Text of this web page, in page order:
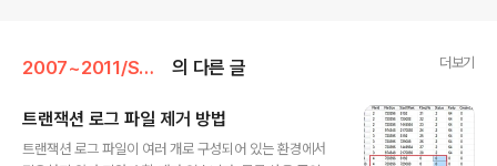
2007~2011/SQL Server 의 다른 글 더보기
트랜잭션 로그 파일 제거 방법
트랜잭션 로그 파일이 여러 개로 구성되어 있는 환경에서